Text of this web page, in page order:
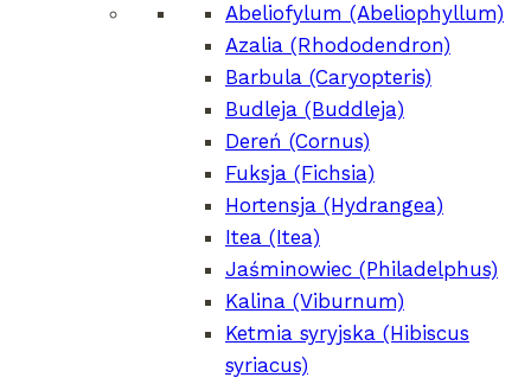
Abeliofylum (Abeliophyllum)
Azalia (Rhododendron)
Barbula (Caryopteris)
Budleja (Buddleja)
Dereń (Cornus)
Fuksja (Fichsia)
Hortensja (Hydrangea)
Itea (Itea)
Jaśminowiec (Philadelphus)
Kalina (Viburnum)
Ketmia syryjska (Hibiscus
syriacus)
clematis1@clematis.com.pl